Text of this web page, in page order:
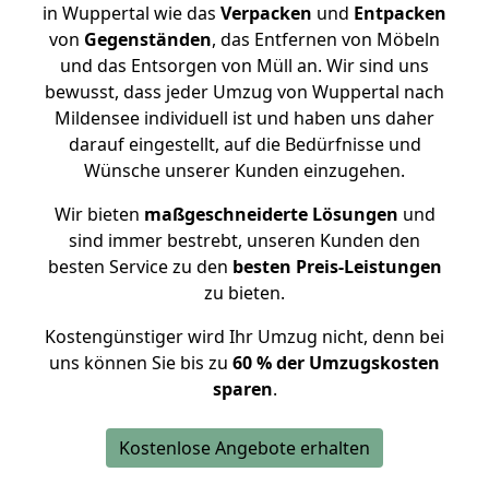
in Wuppertal wie das Verpacken und Entpacken
von Gegenständen, das Entfernen von Möbeln
und das Entsorgen von Müll an. Wir sind uns
bewusst, dass jeder Umzug von Wuppertal nach
Mildensee individuell ist und haben uns daher
darauf eingestellt, auf die Bedürfnisse und
Wünsche unserer Kunden einzugehen.
Wir bieten maßgeschneiderte Lösungen und
sind immer bestrebt, unseren Kunden den
besten Service zu den besten Preis-Leistungen
zu bieten.
Kostengünstiger wird Ihr Umzug nicht, denn bei
uns können Sie bis zu 60 % der Umzugskosten
sparen.
Kostenlose Angebote erhalten